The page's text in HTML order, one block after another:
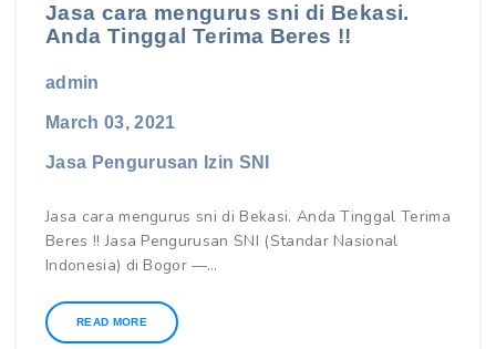
Jasa cara mengurus sni di Bekasi.
Anda Tinggal Terima Beres !!
admin
March 03, 2021
Jasa Pengurusan Izin SNI
Jasa cara mengurus sni di Bekasi. Anda Tinggal Terima
Beres !! Jasa Pengurusan SNI (Standar Nasional
Indonesia) di Bogor —…
READ MORE